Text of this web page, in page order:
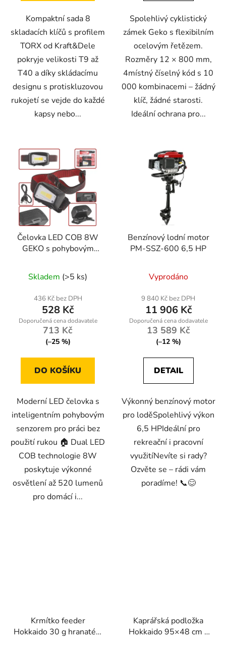
Kompaktní sada 8
skladacích klíčů s profilem
TORX od Kraft&Dele
pokryje velikosti T9 až
T40 a díky skládacímu
designu s protiskluzovou
rukojetí se vejde do každé
kapsy nebo...
Spolehlivý cyklistický
zámek Geko s flexibilním
ocelovým řetězem.
Rozměry 12 × 800 mm,
4místný číselný kód s 10
000 kombinacemi – žádný
klíč, žádné starosti.
Ideální ochrana pro...
Čelovka LED COB 8W
GEKO s pohybovým
IP44, nabíjecí 1800mAh
Skladem (>5 ks)
436 Kč bez DPH
528 Kč
713 Kč
(–25 %)
DO KOŠÍKU
Moderní LED čelovka s
inteligentním pohybovým
senzorem pro práci bez
použití rukou 🏠 Dual LED
COB technologie 8W
poskytuje výkonné
osvětlení až 520 lumenů
pro domácí i...
Benzínový lodní motor
PM-SSZ-600 6,5 HP
Vyprodáno
9 840 Kč bez DPH
11 906 Kč
13 589 Kč
(–12 %)
DETAIL
Výkonný benzínový motor
pro loděSpolehlivý výkon
6,5 HPIdeální pro
rekreační i pracovní
využitíNevíte si rady?
Ozvěte se – rádi vám
poradíme! 📞😊
Krmítko feeder
Hokkaido 30 g hranaté s
Kaprářská podložka
Hokkaido 95×48 cm –